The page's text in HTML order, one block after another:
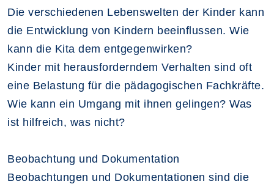
Die verschiedenen Lebenswelten der Kinder kann
die Entwicklung von Kindern beeinflussen. Wie
kann die Kita dem entgegenwirken?
Kinder mit herausforderndem Verhalten sind oft
eine Belastung für die pädagogischen Fachkräfte.
Wie kann ein Umgang mit ihnen gelingen? Was
ist hilfreich, was nicht?
Beobachtung und Dokumentation
Beobachtungen und Dokumentationen sind die